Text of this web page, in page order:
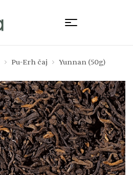
Pu-Erh čaj Yunnan (50g)
🔍